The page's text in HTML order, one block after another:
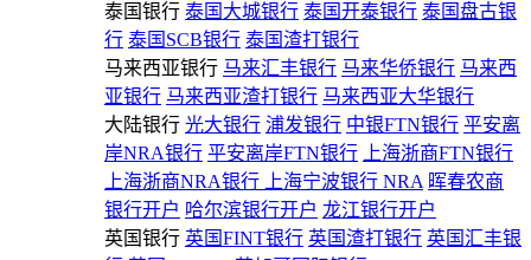
泰国银行 泰国大城银行 泰国开泰银行 泰国盘古银
行 泰国SCB银行 泰国渣打银行
马来西亚银行 马来汇丰银行 马来华侨银行 马来西
亚银行 马来西亚渣打银行 马来西亚大华银行
大陆银行 光大银行 浦发银行 中银FTN银行 平安离
岸NRA银行 平安离岸FTN银行
上海浙商FTN银行
上海浙商NRA银行
上海宁波银行 NRA 晖春农商
银行开户 哈尔滨银行开户 龙江银行开户
英国银行 英国FINT银行 英国渣打银行 英国汇丰银